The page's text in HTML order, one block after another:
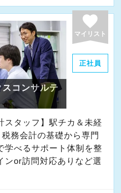
重要ですが、それ以上
謝の気持ちを持ち、誠
方と一緒に働きたいと考
とを学べる方
務を進められる方
て誠実に対応できる方
きにチャレンジできる
化や業務改善などにも積
favorite
マイリスト
正社員
コンサルテ
スタッフ】駅チカ＆未経
務会計の基礎から専門
学べるサポート体制を整
ンor訪問対応ありなど選